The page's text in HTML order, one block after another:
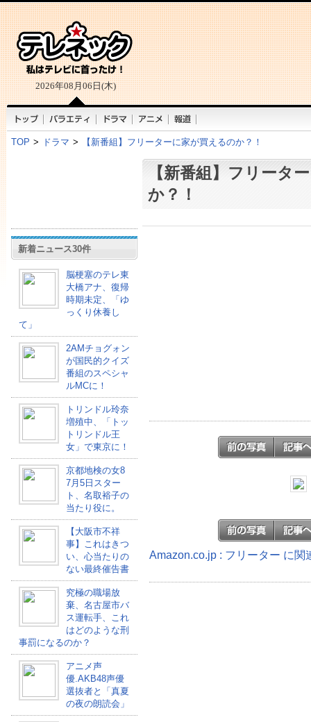
2026年08月06日(木)
TOP > ドラマ > 【新番組】フリーターに家が買えるのか？！
新着ニュース30件
脳梗塞のテレ東
大橋アナ、復帰
時期未定、「ゆ
っくり休養し
て」
2AMチョグォン
が国民的クイズ
番組のスペシャ
ルMCに！
トリンドル玲奈
増殖中、「トッ
トリンドル王
女」で東京に！
京都地検の女8
7月5日スター
ト、名取裕子の
当たり役に。
【大阪市不祥
事】これはきつ
い、心当たりの
ない最終催告書
究極の職場放
棄、名古屋市バ
ス運転手、これ
はどのような刑
事罰になるのか？
アニメ声
優.AKB48声優
選抜者と「真夏
の夜の朗読会」
【新番組】フリータ
か？！
Amazon.co.jp : フリーター に関